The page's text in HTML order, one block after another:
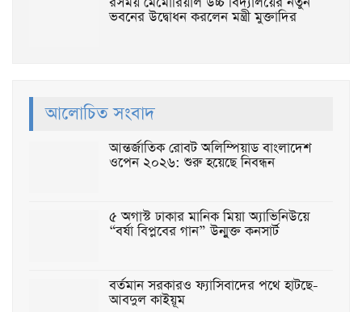
ভবনের উদ্বোধন করলেন মন্ত্রী মুক্তাদির
আলোচিত সংবাদ
আন্তর্জাতিক রোবট অলিম্পিয়াড বাংলাদেশ
ওপেন ২০২৬: শুরু হয়েছে নিবন্ধন
৫ অগাস্ট ঢাকার মানিক মিয়া অ্যাভিনিউয়ে
“বর্ষা বিপ্লবের গান” উন্মুক্ত কনসার্ট
বর্তমান সরকারও ফ্যাসিবাদের পথে হাটছে-
আবদুল কাইয়ূম